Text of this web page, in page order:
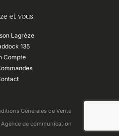
et vous
Lagrèze
135
Compte
Agence de communication
Générales de Vente